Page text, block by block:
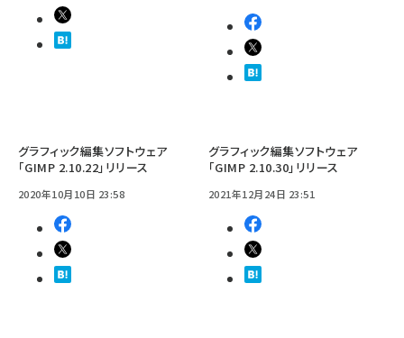
グラフィック編集ソフトウェア
「GIMP 2.10.22」リリース
2020年10月10日 23:58
グラフィック編集ソフトウェア
「GIMP 2.10.30」リリース
2021年12月24日 23:51